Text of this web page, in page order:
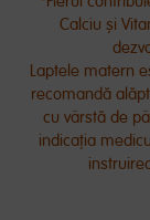
Calciu și
Laptele matern
recomandă
cu vârstă de
indicația